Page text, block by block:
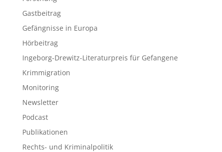
Gastbeitrag
Gefängnisse in Europa
Hörbeitrag
Ingeborg-Drewitz-Literaturpreis für Gefangene
Krimmigration
Monitoring
Newsletter
Podcast
Publikationen
Rechts- und Kriminalpolitik